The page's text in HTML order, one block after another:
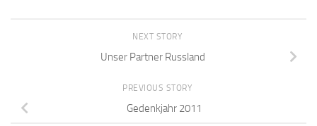
NEXT STORY
Unser Partner Russland
PREVIOUS STORY
Gedenkjahr 2011